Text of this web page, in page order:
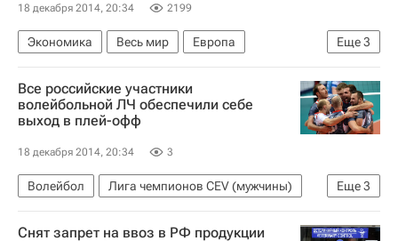
18 декабря 2014, 20:34 2199
Еще3
Экономика Весь мир
Европа
Владимир Дмитриев
ВЭБ.РФ (ВЭБ)
Россия
Все российские участники
волейбольной ЛЧ обеспечили себе
выход в плей-офф
18 декабря 2014, 20:34 3
Еще3
Волейбол
Лига чемпионов CEV (мужчины)
Белогорье (Белгород)
Зенит-Казань (Казань)
Снят запрет на ввоз в РФ продукции